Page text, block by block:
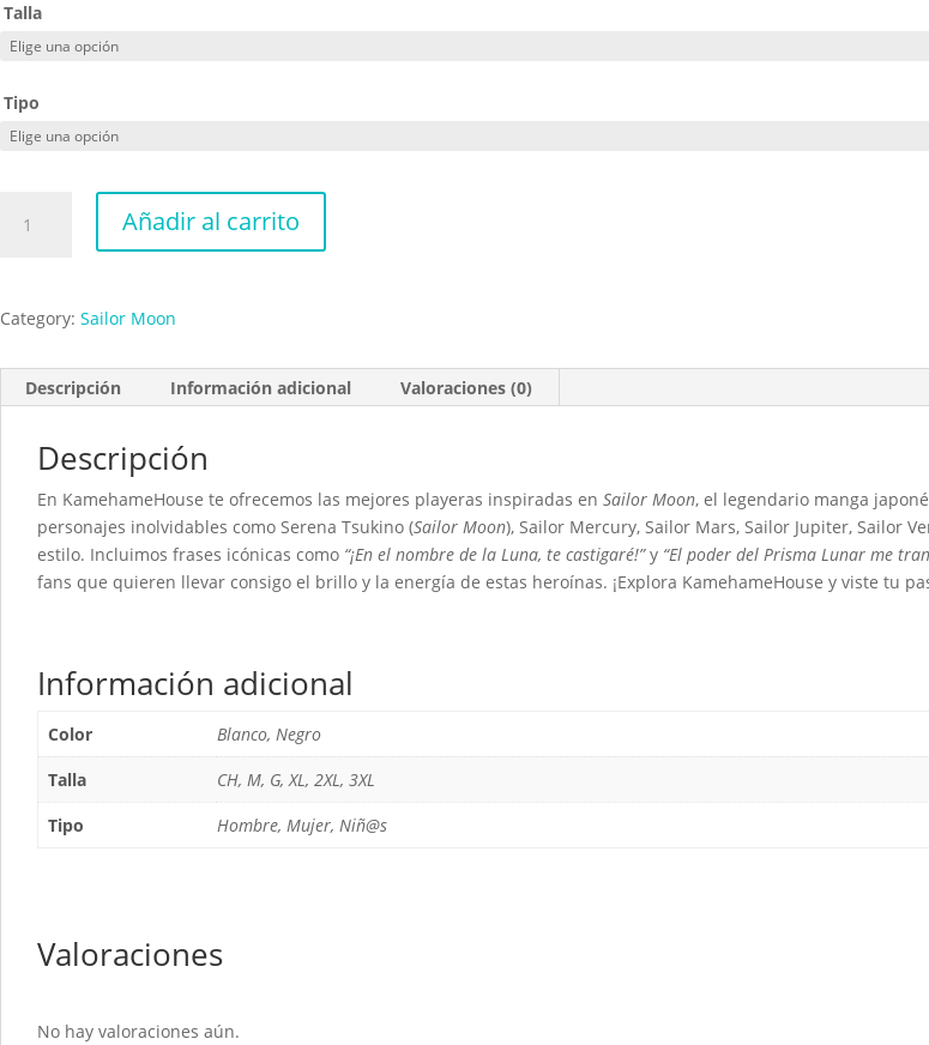
Talla
Tipo
Moon
Añadir al carrito
Category: Sailor Moon
Descripción Información adicional Valoraciones (0)
Descripción
En KamehameHouse te ofrecemos las mejores playeras inspiradas en Sailor Moon, el legendario manga
personajes inolvidables como Serena Tsukino (Sailor Moon), Sailor Mercury, Sailor Mars, Sailor Jupiter, Sailor
estilo. Incluimos frases icónicas como “¡En el nombre de la Luna, te castigaré!”y “El poder del Prisma Lunar me
fans que quieren llevar consigo el brillo y la energía de estas heroínas. ¡Explora KamehameHouse y viste tu
Información adicional
Color
Blanco, Negro
Talla
CH, M, G, XL, 2XL, 3XL
Tipo
Hombre, Mujer, Niñ@s
Valoraciones
No hay valoraciones aún.